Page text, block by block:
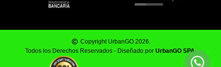
Copyright UrbanGO 2026.
Todos los Derechos Reservados - Diseñado por UrbanGO SPA.